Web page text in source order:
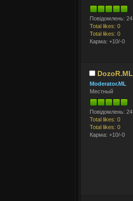
Повідомлень: 24
Total likes: 0
Total likes: 0
Карма: +10/-0
DozoR.ML
Moderator.ML
Местный
Повідомлень: 24
Total likes: 0
Total likes: 0
Карма: +10/-0